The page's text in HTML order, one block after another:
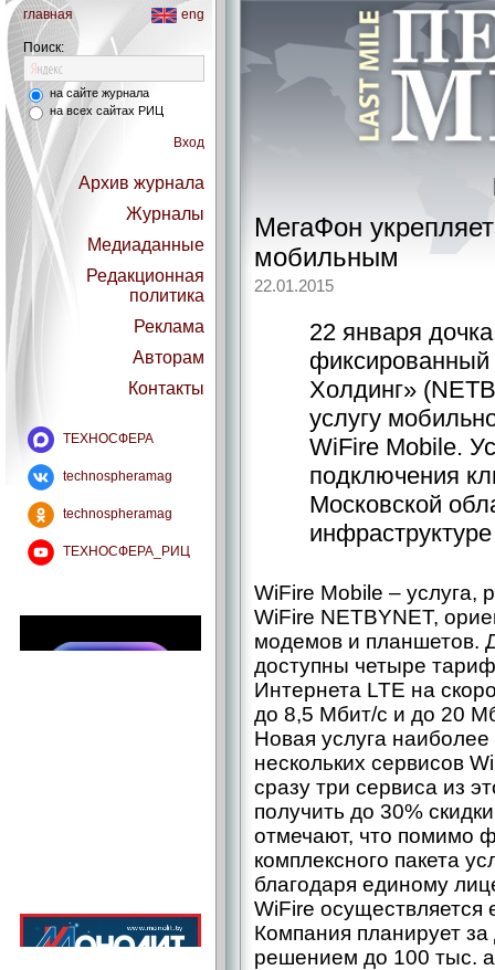
главная eng
Поиск:
на сайте журнала
на всех сайтах РИЦ
Вход
Архив журнала
Журналы
Медиаданные
Редакционная
политика
Реклама
Авторам
Контакты
ТЕХНОСФЕРА
technospheramag
technospheramag
ТЕХНОСФЕРА_РИЦ
МегаФон
мобильным
22.01.2015
22 января
Холдинг»
услугу
WiFire Mobile.
подключения
Московской
WiFire Mobile – услуга,
WiFire NETBYNET,
модемов и планшетов.
доступны четыре
Интернета LTE на
до 8,5 Мбит/с и до 20
Новая услуга
нескольких сервисов
сразу три сервиса из
получить до 30%
отмечают, что помимо
комплексного пакета
благодаря единому
WiFire
Компания планирует
решением до 100 тыс.